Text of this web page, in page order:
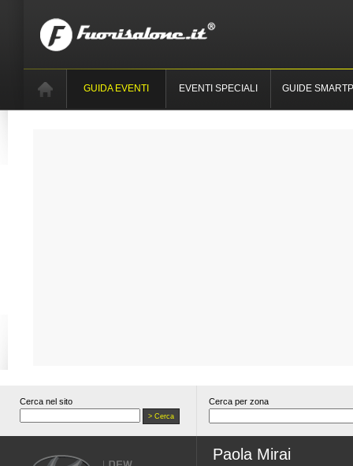
GUIDA EVENTI EVENTI SPECIALI GUIDE
Cerca nel sito Cerca per zona
Paola Mirai